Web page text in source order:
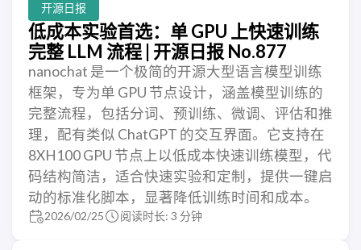
开源日报
低成本实验首选：单 GPU 上快速训练
完整 LLM 流程 | 开源日报 No.877
nanochat 是一个极简的开源大型语言模型训练
框架，专为单 GPU 节点设计，涵盖模型训练的
完整流程，包括分词、预训练、微调、评估和推
理，配有类似 ChatGPT 的交互界面。它支持在
8XH100 GPU 节点上以低成本快速训练模型，代
码结构简洁，适合快速实验和定制，提供一键启
动的标准化脚本，显著降低训练时间和成本。
2026/02/25 阅读时长: 3 分钟